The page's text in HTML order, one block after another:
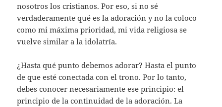
nosotros los cristianos. Por eso, si no sé
verdaderamente qué es la adoración y no la coloco
como mi máxima prioridad, mi vida religiosa se
vuelve similar a la idolatría.
¿Hasta qué punto debemos adorar? Hasta el punto
de que esté conectada con el trono. Por lo tanto,
debes conocer necesariamente ese principio: el
principio de la continuidad de la adoración. La